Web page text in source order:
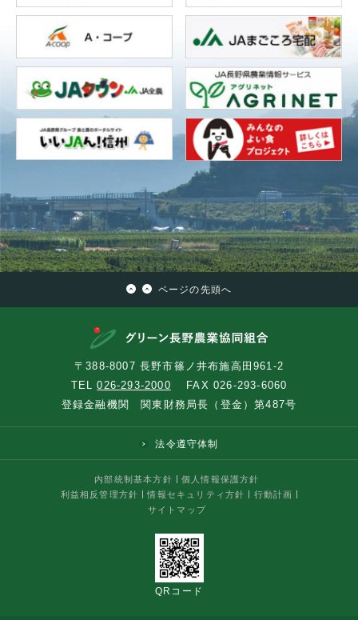
ページの先頭へ
〒388-8007 長野市篠ノ井布施高田961-2
TEL026-293-2000 FAX 026-293-6060
登録金融機関 関東財務局長（登金）第487号
法令遵守体制
内部統制基本方針
個人情報保護方針
利益相反管理方針
情報セキュリティ方針
行動計画
サイトマップ
QRコード